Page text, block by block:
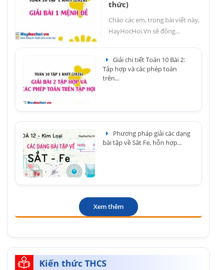
thức)
Chào các em, trong bài viết này,
HayHocHoi.Vn sẽ đồng...
Giải chi tiết Toán 10 Bài 2:
Tập hợp và các phép toán
trên...
Phương pháp giải các dạng
bài tập về Sắt Fe, hỗn hợp...
Xem thêm
Kiến thức THCS